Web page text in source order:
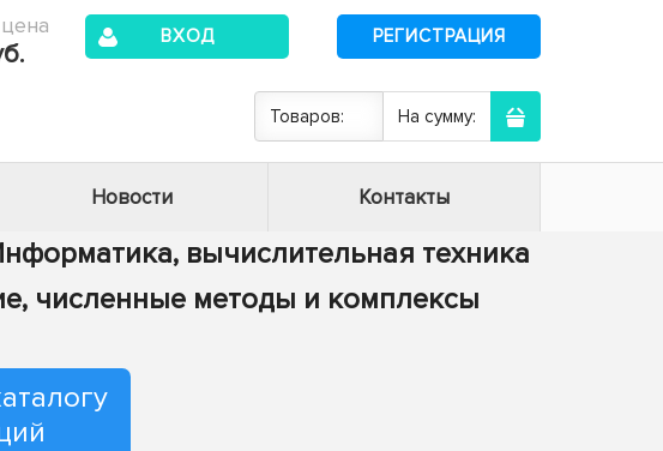
ВХОД РЕГИСТРАЦИЯ
Товаров: На сумму:
Новости Контакты
вычислительная техника
численные методы и комплексы